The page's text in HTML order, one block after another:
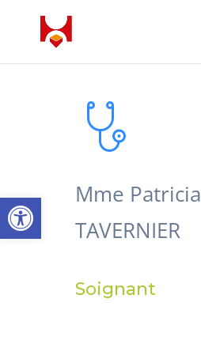
Ouvrir la barre d’outilsMme Patricia
TAVERNIER
Soignant